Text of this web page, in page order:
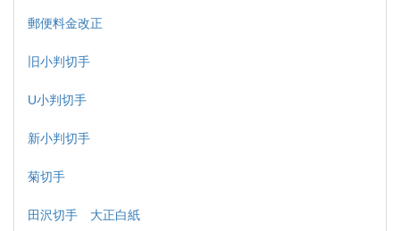
郵便料金改正
旧小判切手
U小判切手
新小判切手
菊切手
田沢切手 大正白紙